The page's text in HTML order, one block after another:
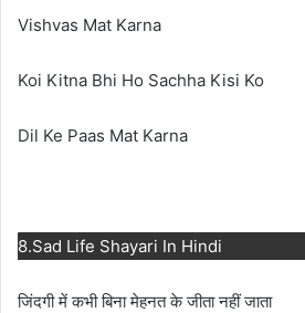
Vishvas Mat Karna
Koi Kitna Bhi Ho Sachha Kisi Ko
Dil Ke Paas Mat Karna
8.Sad Life Shayari In Hindi
जिंदगी में कभी बिना मेहनत के जीता नहीं जाता